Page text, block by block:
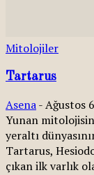
Mitolojiler
Tartarus
Asena-Ağustos
Yunan
yeraltı
Tartarus,
çıkan ilk varlık